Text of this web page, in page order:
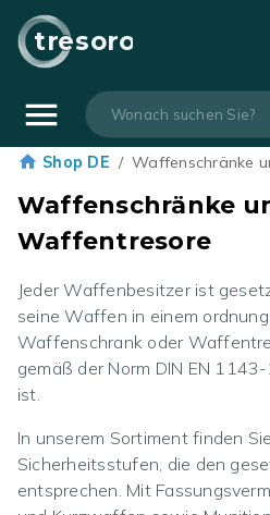
tresoro
Shop DE / Waffenschränke
Waffenschränke
Waffentresore
Jeder Waffenbesitzer ist
seine Waffen in einem
Waffenschrank oder
gemäß der Norm DIN EN
ist.
In unserem Sortiment finden
Sicherheitsstufen, die den
entsprechen. Mit